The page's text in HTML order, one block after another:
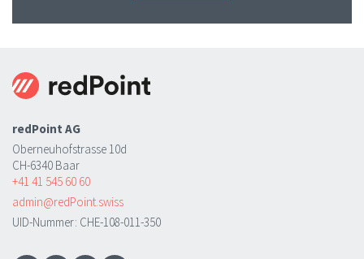
redPoint AG
Oberneuhofstrasse 10d
CH-6340 Baar
+41 41 545 60 60
admin@redPoint.swiss
UID-Nummer: CHE-108-011-350